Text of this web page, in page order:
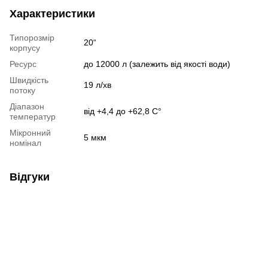
Характеристики
Типорозмір
корпусу
20“
Ресурс
до 12000 л (залежить від якості води)
Швидкість
потоку
19 л/хв
Діапазон
температур
від +4,4 до +62,8 С°
Мікронний
номінал
5 мкм
Відгуки